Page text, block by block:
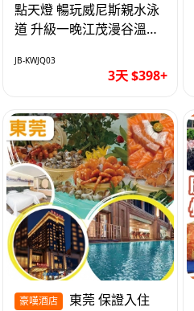
點天燈 暢玩威尼斯親水泳
道 升級一晚江茂漫谷溫泉
純玩3天
JB-KWJQ03
3天 $398+
豪嘆酒店